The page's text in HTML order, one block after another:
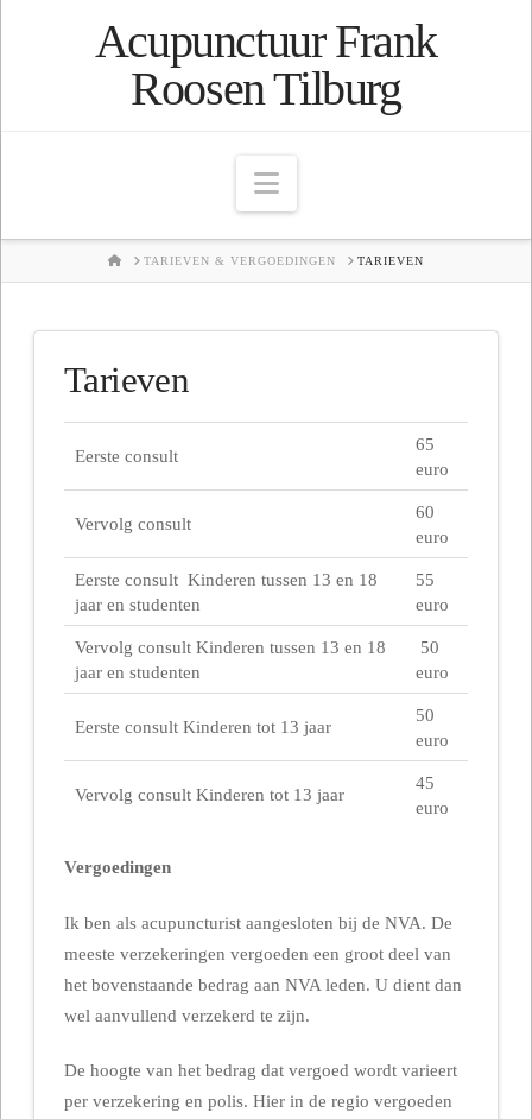
Acupunctuur Frank
Roosen Tilburg
Navigation
HOMETARIEVEN & VERGOEDINGEN TARIEVEN
Tarieven
Eerste consult
65
euro
Vervolg consult
60
euro
Eerste consult Kinderen tussen 13 en 18
jaar en studenten
55
euro
Vervolg consult Kinderen tussen 13 en 18
jaar en studenten
50
euro
Eerste consult Kinderen tot 13 jaar
50
euro
Vervolg consult Kinderen tot 13 jaar
45
euro
Vergoedingen
Ik ben als acupuncturist aangesloten bij de NVA. De
meeste verzekeringen vergoeden een groot deel van
het bovenstaande bedrag aan NVA leden. U dient dan
wel aanvullend verzekerd te zijn.
De hoogte van het bedrag dat vergoed wordt varieert
per verzekering en polis. Hier in de regio vergoeden